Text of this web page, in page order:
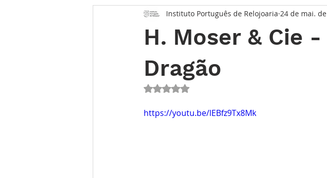
Entrevista Destaque Principal Série
TEMPO FUTURO
H. Moser & Cie
Dragão
Instituto Português de Relojoaria 24 de mai.
Avaliado com NaN de 5 estrelas.
https://youtu.be/lEBfz9Tx8Mk